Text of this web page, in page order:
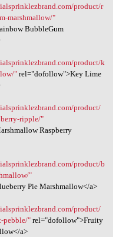
product/r
marshmallow/"
BubbleGum
product/k
"rel="dofollow">Key Lime
product/
ripple/"
Raspberry
product/b
"
Pie Marshmallow</a>
product/
pebble/"rel="dofollow">Fruity
a>